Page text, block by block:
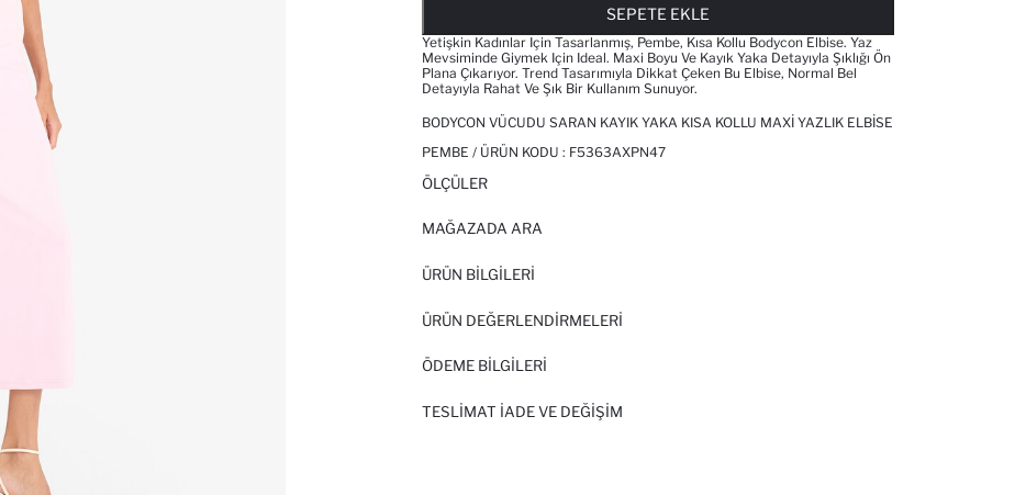
SEPETE EKLE
Yetişkin Kadınlar Için Tasarlanmış, Pembe, Kısa Kollu Bodycon Elbise. Yaz
Mevsiminde Giymek Için Ideal. Maxi Boyu Ve Kayık Yaka Detayıyla Şıklığı Ön
Plana Çıkarıyor. Trend Tasarımıyla Dikkat Çeken Bu Elbise, Normal Bel
Detayıyla Rahat Ve Şık Bir Kullanım Sunuyor.
BODYCON VÜCUDU SARAN KAYIK YAKA KISA KOLLU MAXI YAZLIK ELBISE
PEMBE / ÜRÜN KODU : F5363AXPN47
ÖLÇÜLER
MAĞAZADA ARA
ÜRÜN BILGILERI
ÜRÜN DEĞERLENDİRMELERİ
ÖDEME BİLGİLERİ
TESLIMAT İADE VE DEĞIŞIM